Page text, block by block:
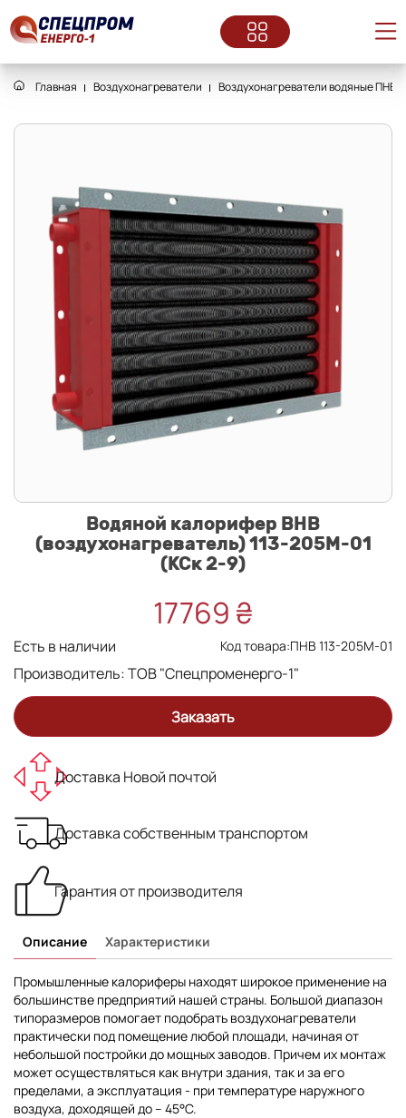
Главная Воздухонагреватели Воздухонагреватели водяные ПНВ
Водяной калорифер ВНВ
(воздухонагреватель) 113-205М-01
(КСк 2-9)
17769 ₴
Есть в наличии Код товара:ПНВ 113-205М-01
Производитель:ТОВ "Спецпроменерго-1"
Заказать
Доставка Новой почтой
Доставка собственным транспортом
Гарантия от производителя
Описание Характеристики
Промышленные калориферы находят широкое применение на
большинстве предприятий нашей страны. Большой диапазон
типоразмеров помогает подобрать воздухонагреватели
практически под помещение любой площади, начиная от
небольшой постройки до мощных заводов. Причем их монтаж
может осуществляться как внутри здания, так и за его
пределами, а эксплуатация - при температуре наружного
воздуха, доходящей до – 45°С.